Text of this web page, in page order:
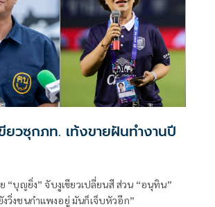
ท้งขายฝันทำงานปี
“บุญยิ่ง” จับงูเขียวเปลี่ยนสี ส่วน “อนุทิน”
วิ่งชนกำแพงอยู่ มันก็เจ็บหัวอีก”